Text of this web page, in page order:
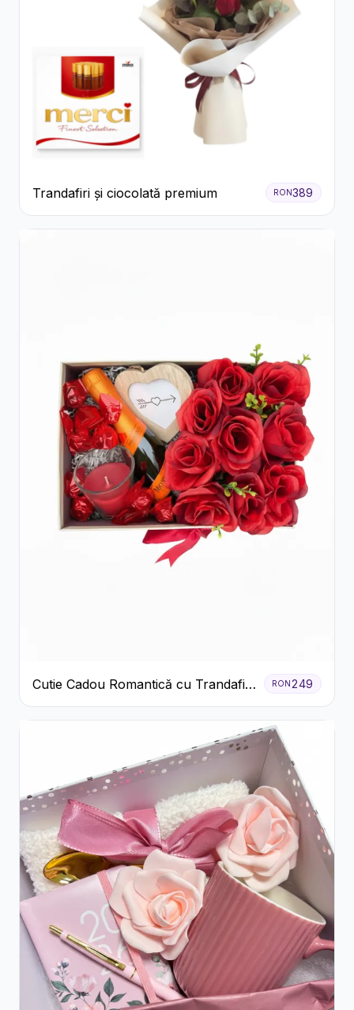
Trandafiri și ciocolată premium RON389
Cutie Cadou Romantică cu Trandafiri
Șampanie și Lumânare
RON 249